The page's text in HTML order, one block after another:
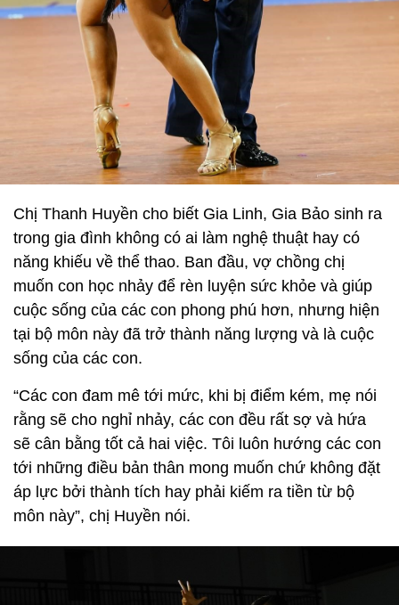
Chị Thanh Huyền cho biết Gia Linh, Gia Bảo sinh ra
trong gia đình không có ai làm nghệ thuật hay có
năng khiếu về thể thao. Ban đầu, vợ chồng chị
muốn con học nhảy để rèn luyện sức khỏe và giúp
cuộc sống của các con phong phú hơn, nhưng hiện
tại bộ môn này đã trở thành năng lượng và là cuộc
sống của các con.
“Các con đam mê tới mức, khi bị điểm kém, mẹ nói
rằng sẽ cho nghỉ nhảy, các con đều rất sợ và hứa
sẽ cân bằng tốt cả hai việc. Tôi luôn hướng các con
tới những điều bản thân mong muốn chứ không đặt
áp lực bởi thành tích hay phải kiếm ra tiền từ bộ
môn này”, chị Huyền nói.